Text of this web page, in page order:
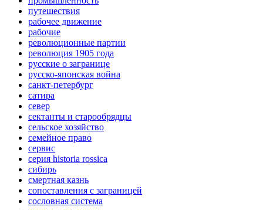
путешествия
рабочее движение
рабочие
революционные партии
революция 1905 года
русские о загранице
русско-японская война
санкт-петербург
сатира
север
сектанты и старообрядцы
сельское хозяйство
семейное право
сервис
серия historia rossica
сибирь
смертная казнь
сопоставления с заграницей
сословная система